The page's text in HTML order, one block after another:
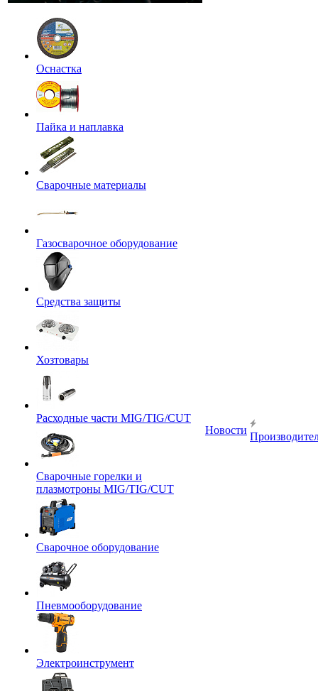
Оснастка
Пайка и наплавка
Сварочные материалы
Газосварочное оборудование
Средства защиты
Хозтовары
Расходные части MIG/TIG/CUT
Сварочные горелки и
плазмотроны MIG/TIG/CUT
Сварочное оборудование
Пневмооборудование
Электроинструмент
Новости